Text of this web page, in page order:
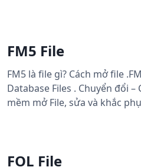
FM5 File
FM5 là file gì? Cách mở file
Database Files . Chuyển đổi –
mềm mở File, sửa và khắc
FOL File